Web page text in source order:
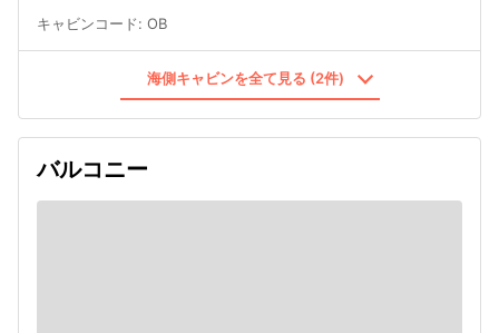
キャビンコード: OB
海側キャビンを全て見る (2件)
バルコニー